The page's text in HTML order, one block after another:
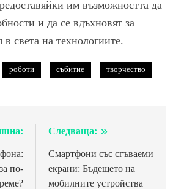
им възможността да
и да се вдъхновят за
света на технологиите.
роботи събитие творчество
по-
Следваща:
Смартфони със сгъваеми
екрани: Бъдещето на
мобилните устройства